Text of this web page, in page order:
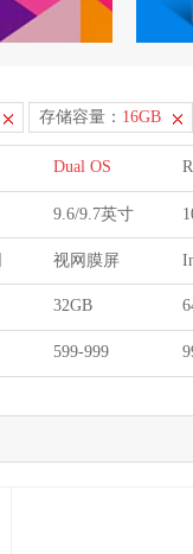
存储容量： 16GB
Dual OS
9.6/9.7英寸
视网膜屏
32GB
599-999